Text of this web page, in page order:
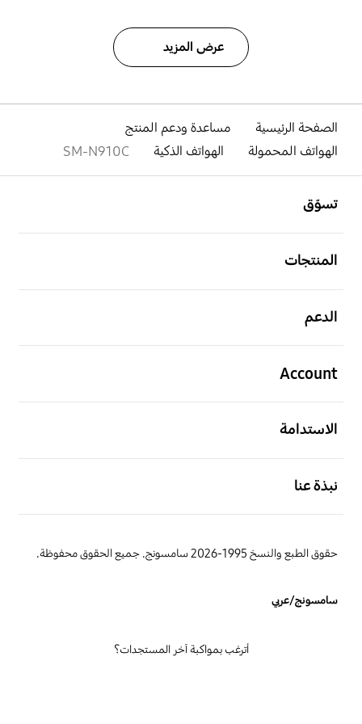
عرض المزيد
الصفحة الرئيسية
مساعدة ودعم المنتج
الهواتف المحمولة
الهواتف الذكية SM-N910C
تسوّق
المنتجات
الدعم
Account
الاستدامة
نبذة عنا
حقوق الطبع والنسخ 1995-2026 سامسونج. جميع الحقوق محفوظة.
سامسونج/عربي
أترغب بمواكبة آخر المستجدات؟